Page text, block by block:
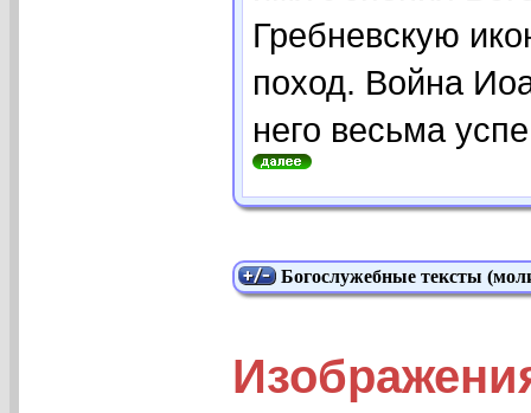
Гребневскую
поход. Война
него весьма
Богослужебные тексты